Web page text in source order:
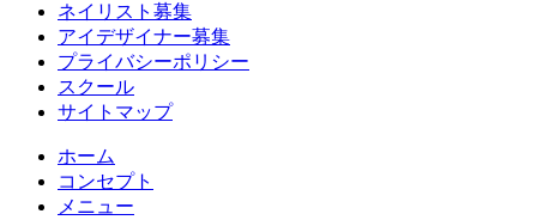
ネイリスト募集
アイデザイナー募集
プライバシーポリシー
スクール
サイトマップ
ホーム
コンセプト
メニュー